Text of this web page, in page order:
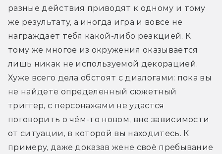
разные действия приводят к одному и тому
же результату, а иногда игра и вовсе не
награждает тебя какой-либо реакцией. К
тому же многое из окружения оказывается
лишь никак не используемой декорацией.
Хуже всего дела обстоят с диалогами: пока вы
не найдете определенный сюжетный
триггер, с персонажами не удастся
поговорить о чём-то новом, вне зависимости
от ситуации, в которой вы находитесь. К
примеру, даже доказав жене своё пребывание